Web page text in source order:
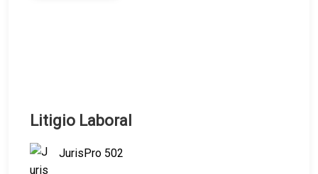
Litigio Laboral
JurisPro 502